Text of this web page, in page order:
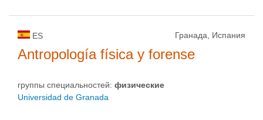
ES Гранада, Испания
Antropología física y forense
группы специальностей: физическиe
Universidad de Granada